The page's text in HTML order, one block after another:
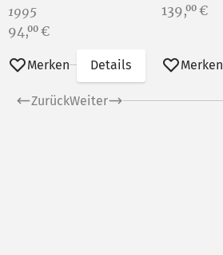
1995
Preis:
94,00 €
Merken Details
Preis:
139,00 €
Merken
ZurückWeiter